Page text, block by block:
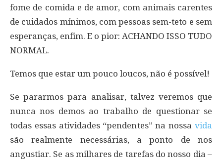
fome de comida e de amor, com animais carentes
de cuidados mínimos, com pessoas sem-teto e sem
esperanças, enfim. E o pior: ACHANDO ISSO TUDO
NORMAL.
Temos que estar um pouco loucos, não é possível!
Se pararmos para analisar, talvez veremos que
nunca nos demos ao trabalho de questionar se
todas essas atividades “pendentes” na nossa vida
são realmente necessárias, a ponto de nos
angustiar. Se as milhares de tarefas do nosso dia –